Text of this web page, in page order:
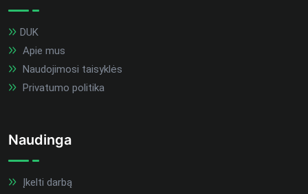
DUK
Apie mus
Naudojimosi taisyklės
Privatumo politika
Naudinga
Įkelti darbą